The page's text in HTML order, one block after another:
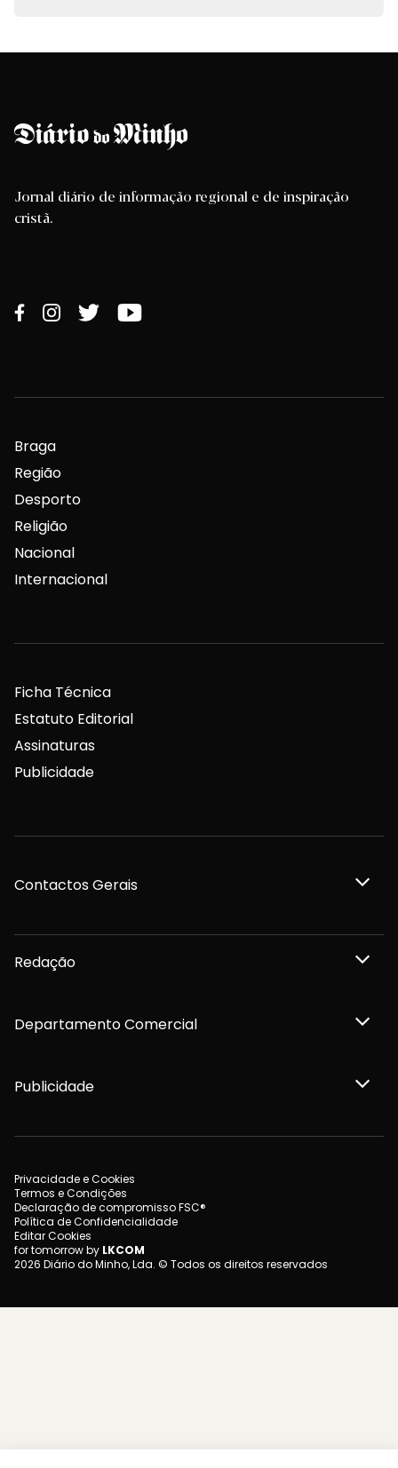
Jornal diário de informação regional e de inspiração
cristã.
Braga
Região
Desporto
Religião
Nacional
Internacional
Ficha Técnica
Estatuto Editorial
Assinaturas
Publicidade
Contactos Gerais
Redação
Departamento Comercial
Publicidade
Privacidade e Cookies
Termos e Condições
Declaração de compromisso FSC®
Política de Confidencialidade
Editar Cookies
for tomorrow by LKCOM
2026 Diário do Minho, Lda. © Todos os direitos reservados